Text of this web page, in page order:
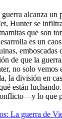
alcanza un
Hunter se
que son
es un
emboscadas
de que la
no solo vemos
la división en
están
lo que
La guerra de